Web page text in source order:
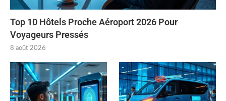
Top 10 Hôtels Proche Aéroport 2026 Pour
Voyageurs Pressés
8 août 2026